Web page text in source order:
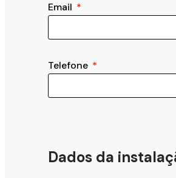
Email
Telefone
Dados da